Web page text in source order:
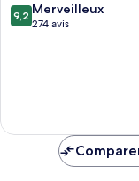
9.2
sur
9,2 Merveilleux
274 avis